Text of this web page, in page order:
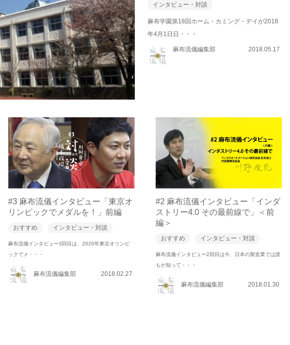
インタビュー・対談
麻布学園第18回ホーム・カミング・デイが2018
年4月1日日・・・
麻布流儀編集部 2018.05.17
#3 麻布流儀インタビュー「東京オ
リンピックでメダルを！」前編
おすすめ インタビュー・対談
麻布流儀インタビュー3回目は、2020年東京オリンピ
ックでメ・・・
麻布流儀編集部 2018.02.27
#2 麻布流儀インタビュー「インダ
ストリー4.0 その最前線で」＜前
編＞
おすすめ インタビュー・対談
麻布流儀インタビュー2回目は今、日本の製造業では誰
もが知って・・・
麻布流儀編集部 2018.01.30